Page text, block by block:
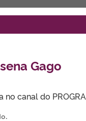
Gago
canal do
.